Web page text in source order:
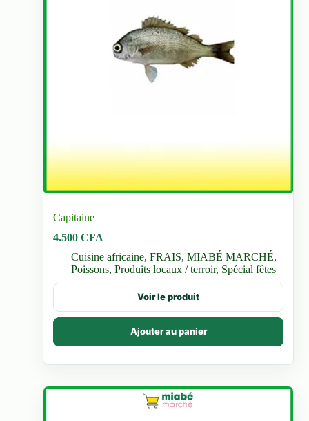
Capitaine
4.500CFA
Cuisine africaine,FRAIS,MIABÉ MARCHÉ,
Poissons,Produits locaux / terroir, Spécial fêtes
Voir le produit
Ajouter au panier